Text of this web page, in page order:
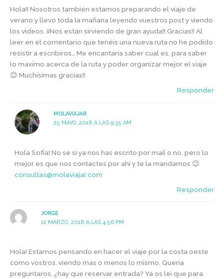
Hola!! Nosotros también estamos preparando el viaje de
verano y llevo toda la mañana leyendo vuestros post y viendo
los videos. ¡¡Nos están sirviendo de gran ayuda!! Gracias!! Al
leer en el comentario que tenéis una nueva ruta no he podido
resistir a escribiros… Me encantaria saber cual es, para saber
lo maximo acerca de la ruta y poder organizar mejor el viaje
😊 Muchísimas gracias!!
Responder
MOLAVIAJAR
25 MAYO, 2018 A LAS 9:35 AM
Hola Sofía! No se si ya nos has escrito por mail o no, pero lo
mejor es que nos contactes por ahí y te la mandamos 😉
consultas@molaviajar.com
Responder
JORGE
12 MARZO, 2018 A LAS 4:56 PM
Hola! Estamos pensando en hacer el viaje por la costa oeste
como vostros, viendo mas o menos lo mismo. Queria
preguntaros, ¿hay que reservar entrada? Ya os lei que para